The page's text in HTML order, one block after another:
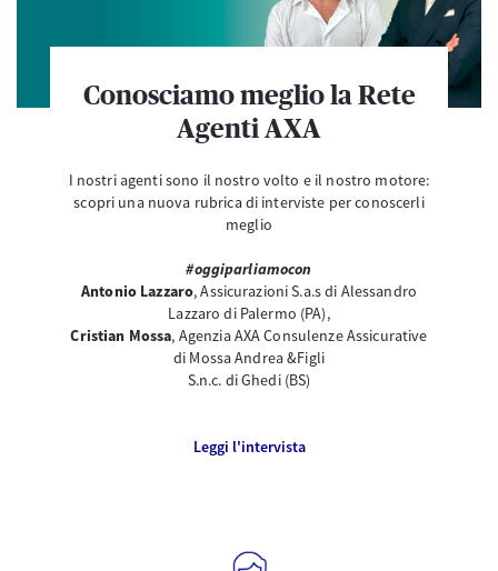
Conosciamo meglio la Rete
Agenti AXA
I nostri agenti sono il nostro volto e il nostro motore:
scopri una nuova rubrica di interviste per conoscerli
meglio
#oggiparliamocon
Antonio Lazzaro, Assicurazioni S.a.s di Alessandro
Lazzaro di Palermo (PA),
Cristian Mossa, Agenzia AXA Consulenze Assicurative
di Mossa Andrea &Figli
S.n.c. di Ghedi (BS)
Leggi l'intervista